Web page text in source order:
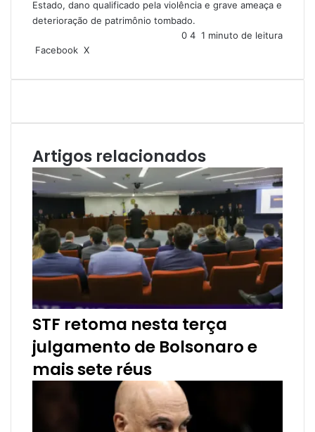
Estado, dano qualificado pela violência e grave ameaça e
deterioração de patrimônio tombado.
0 4 1 minuto de leitura
Facebook X
n
d
n
m
r
n
r
s
t
d
t
m
r
i
l
h
a
r
v
i
a
e
m
l
p
m
r
Artigos relacionados
STF retoma nesta terça
julgamento de Bolsonaro e
mais sete réus